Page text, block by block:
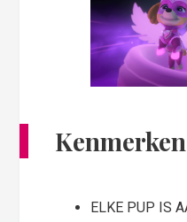
ELKE PUP IS